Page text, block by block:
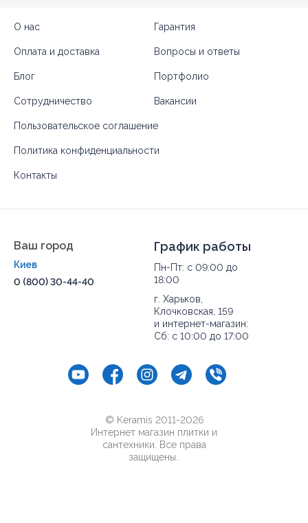
аутентичностью и стильностью. Дизайн кафеля
течений, а также потребительских предпочтений,
протяжении всего срока эксплуатации. Среди
большого ассортимента керамической плитки даже
самый требовательный клиент подберет
оптимальный вариант покрытия.
Характеристики кафеля для пола Rako
применять его при отделке жилых помещений в
частности спален и детских комнат.
Высокая износостойкость кафеля способствует
сохранению его привлекательного вида на долгие
Покрытие устойчиво к резким перепадам
температурного режима, а также смене климата
Плитка для пола легка в уходе и очистке
Кафель имеет нейтральную реакцию на
разнообразные химические средства, в состав
О нас Гарантия
Оплата и доставка Вопросы и ответы
Блог Портфолио
Сотрудничество Вакансии
Пользовательское соглашение
Политика конфиденциальности
Контакты
Ваш город
Киев
0 (800) 30-44-40
График работы
Пн-Пт: с 09:00 до
18:00
г. Харьков,
Клочковская, 159
и интернет-магазин:
Сб: с 10:00 до 17:00
© Keramis 2011-2026
Интернет магазин плитки и
сантехники. Все права
защищены..